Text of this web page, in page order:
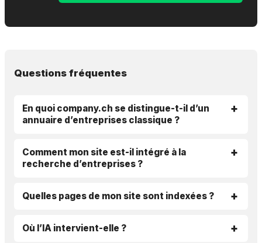
Questions fréquentes
En quoi company.ch se distingue-t-il d’un
annuaire d’entreprises classique ?
Comment mon site est-il intégré à la
recherche d’entreprises ?
Quelles pages de mon site sont indexées ?
Où l’IA intervient-elle ?